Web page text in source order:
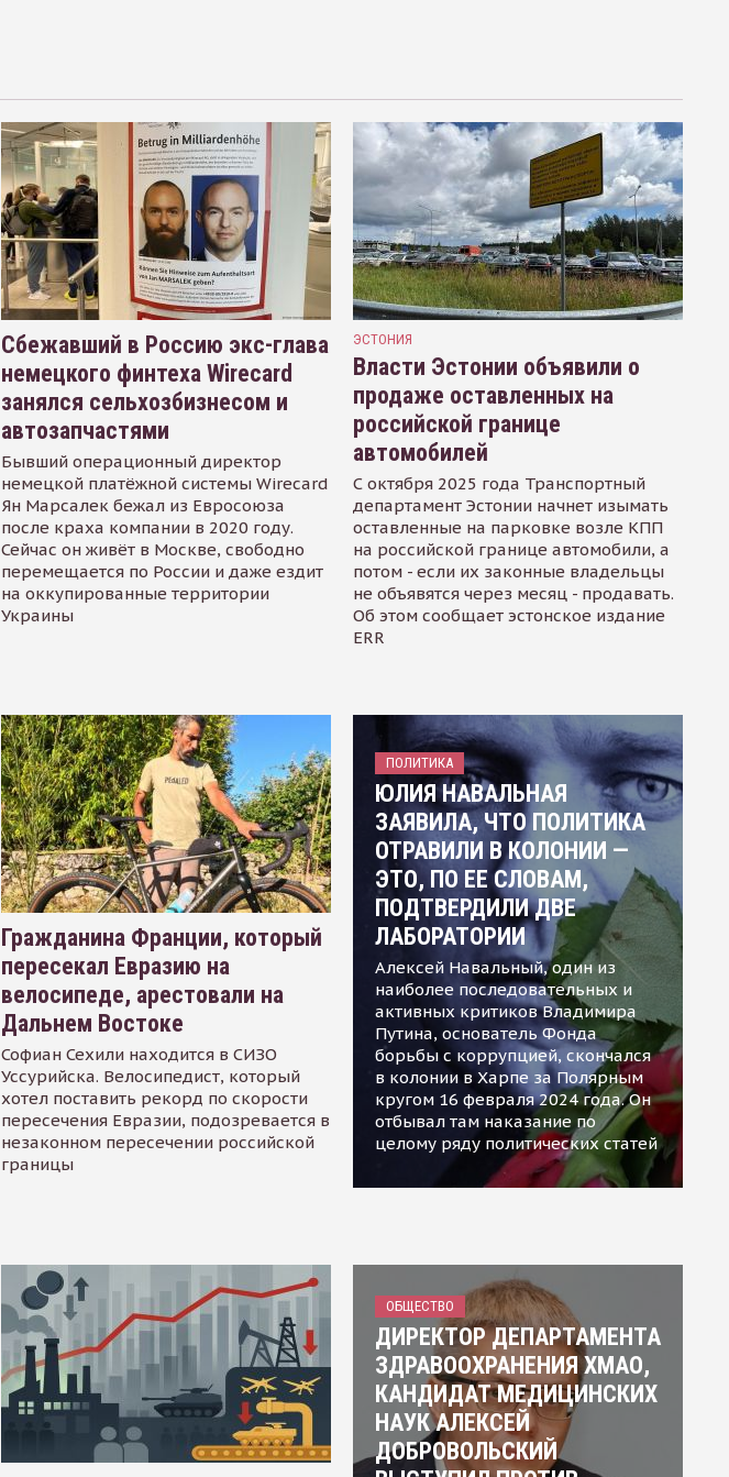
Сбежавший в Россию экс-глава
немецкого финтеха Wirecard
занялся сельхозбизнесом и
автозапчастями
Бывший операционный директор
немецкой платёжной системы Wirecard
Ян Марсалек бежал из Евросоюза
после краха компании в 2020 году.
Сейчас он живёт в Москве, свободно
перемещается по России и даже ездит
на оккупированные территории
Украины
ЭСТОНИЯ
Власти Эстонии объявили о
продаже оставленных на
российской границе
автомобилей
С октября 2025 года Транспортный
департамент Эстонии начнет изымать
оставленные на парковке возле КПП
на российской границе автомобили, а
потом - если их законные владельцы
не объявятся через месяц - продавать.
Об этом сообщает эстонское издание
ERR
Гражданина Франции, который
пересекал Евразию на
велосипеде, арестовали на
Дальнем Востоке
Софиан Сехили находится в СИЗО
Уссурийска. Велосипедист, который
хотел поставить рекорд по скорости
пересечения Евразии, подозревается в
незаконном пересечении российской
границы
ПОЛИТИКА
ЮЛИЯ НАВАЛЬНАЯ
ЗАЯВИЛА, ЧТО ПОЛИТИКА
ОТРАВИЛИ В КОЛОНИИ —
ЭТО, ПО ЕЕ СЛОВАМ,
ПОДТВЕРДИЛИ ДВЕ
ЛАБОРАТОРИИ
Алексей Навальный, один из
наиболее последовательных и
активных критиков Владимира
Путина, основатель Фонда
борьбы с коррупцией, скончался
в колонии в Харпе за Полярным
кругом 16 февраля 2024 года. Он
отбывал там наказание по
целому ряду политических статей
ОБЩЕСТВО
ДИРЕКТОР ДЕПАРТАМЕНТА
ЗДРАВООХРАНЕНИЯ ХМАО,
КАНДИДАТ МЕДИЦИНСКИХ
НАУК АЛЕКСЕЙ
ДОБРОВОЛЬСКИЙ